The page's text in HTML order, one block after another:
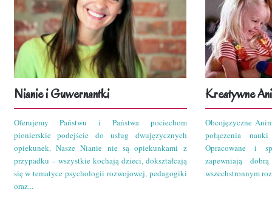
Nianie i Guwernantki
Oferujemy Państwu i Państwa pociechom
pionierskie podejście do usług dwujęzycznych
opiekunek. Nasze Nianie nie są opiekunkami z
przypadku – wszystkie kochają dzieci, dokształcają
się w tematyce psychologii rozwojowej, pedagogiki
oraz...
Kreatywne
Obcojęzyczne
połączenia
Opracowane i
zapewniają
wszechstronnym